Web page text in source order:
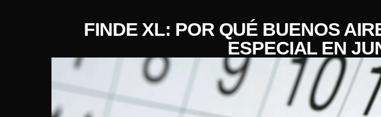
FINDE XL: POR QUÉ BUENOS
ESPECIAL EN